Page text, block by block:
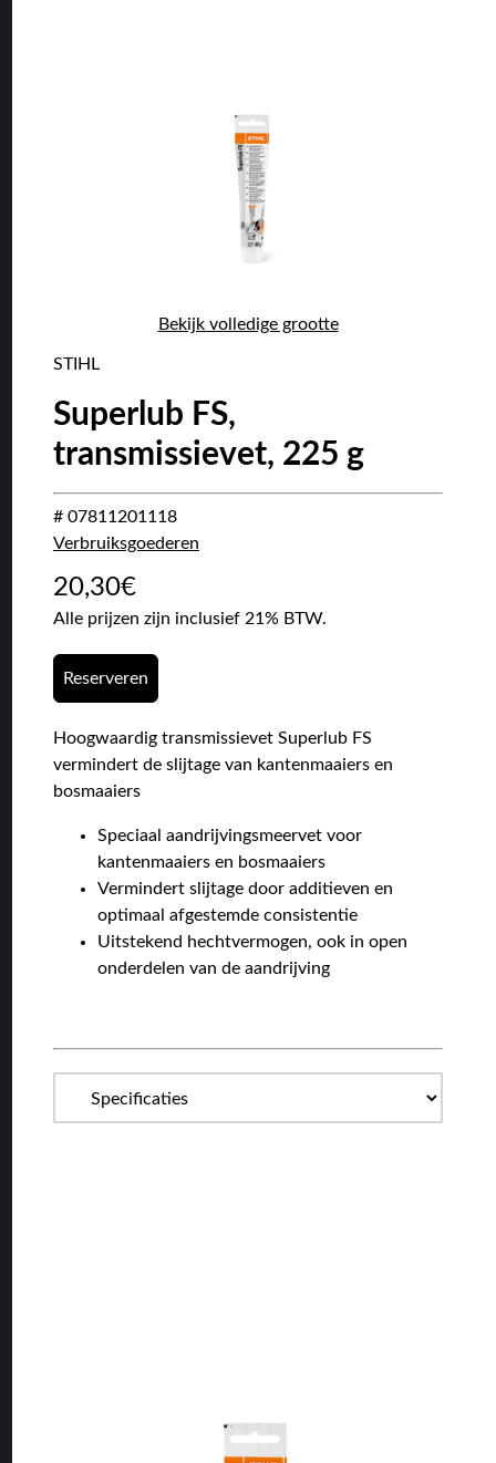
Bekijk volledige grootte
STIHL
Superlub FS,
transmissievet, 225 g
# 07811201118
Verbruiksgoederen
20,30€
Alle prijzen zijn inclusief 21% BTW.
Reserveren
Hoogwaardig transmissievet Superlub FS
vermindert de slijtage van kantenmaaiers en
bosmaaiers
Speciaal aandrijvingsmeervet voor
kantenmaaiers en bosmaaiers
Vermindert slijtage door additieven en
optimaal afgestemde consistentie
Uitstekend hechtvermogen, ook in open
onderdelen van de aandrijving